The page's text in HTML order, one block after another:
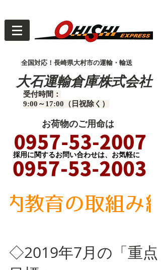
全国対応！長崎県大村市の運輸・輸送
大石運輸倉庫株式会社
受付時間：
9:00～17:00（日祝除く）
お荷物のご用命は
​採用に関するお問い合わせは、お気軽に
◇2019年7月の「重点